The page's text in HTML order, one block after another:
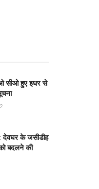
सीओ हुए इधर से
के जसीडीह
बदलने की